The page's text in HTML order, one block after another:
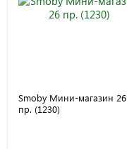
Smoby Мини-магазин 26
пр. (1230)